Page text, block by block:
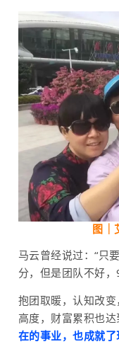
图｜
马云曾经说过：“只
分，但是团队不好
抱团取暖，认知改
高度，财富累积也达
在的事业，也成就了